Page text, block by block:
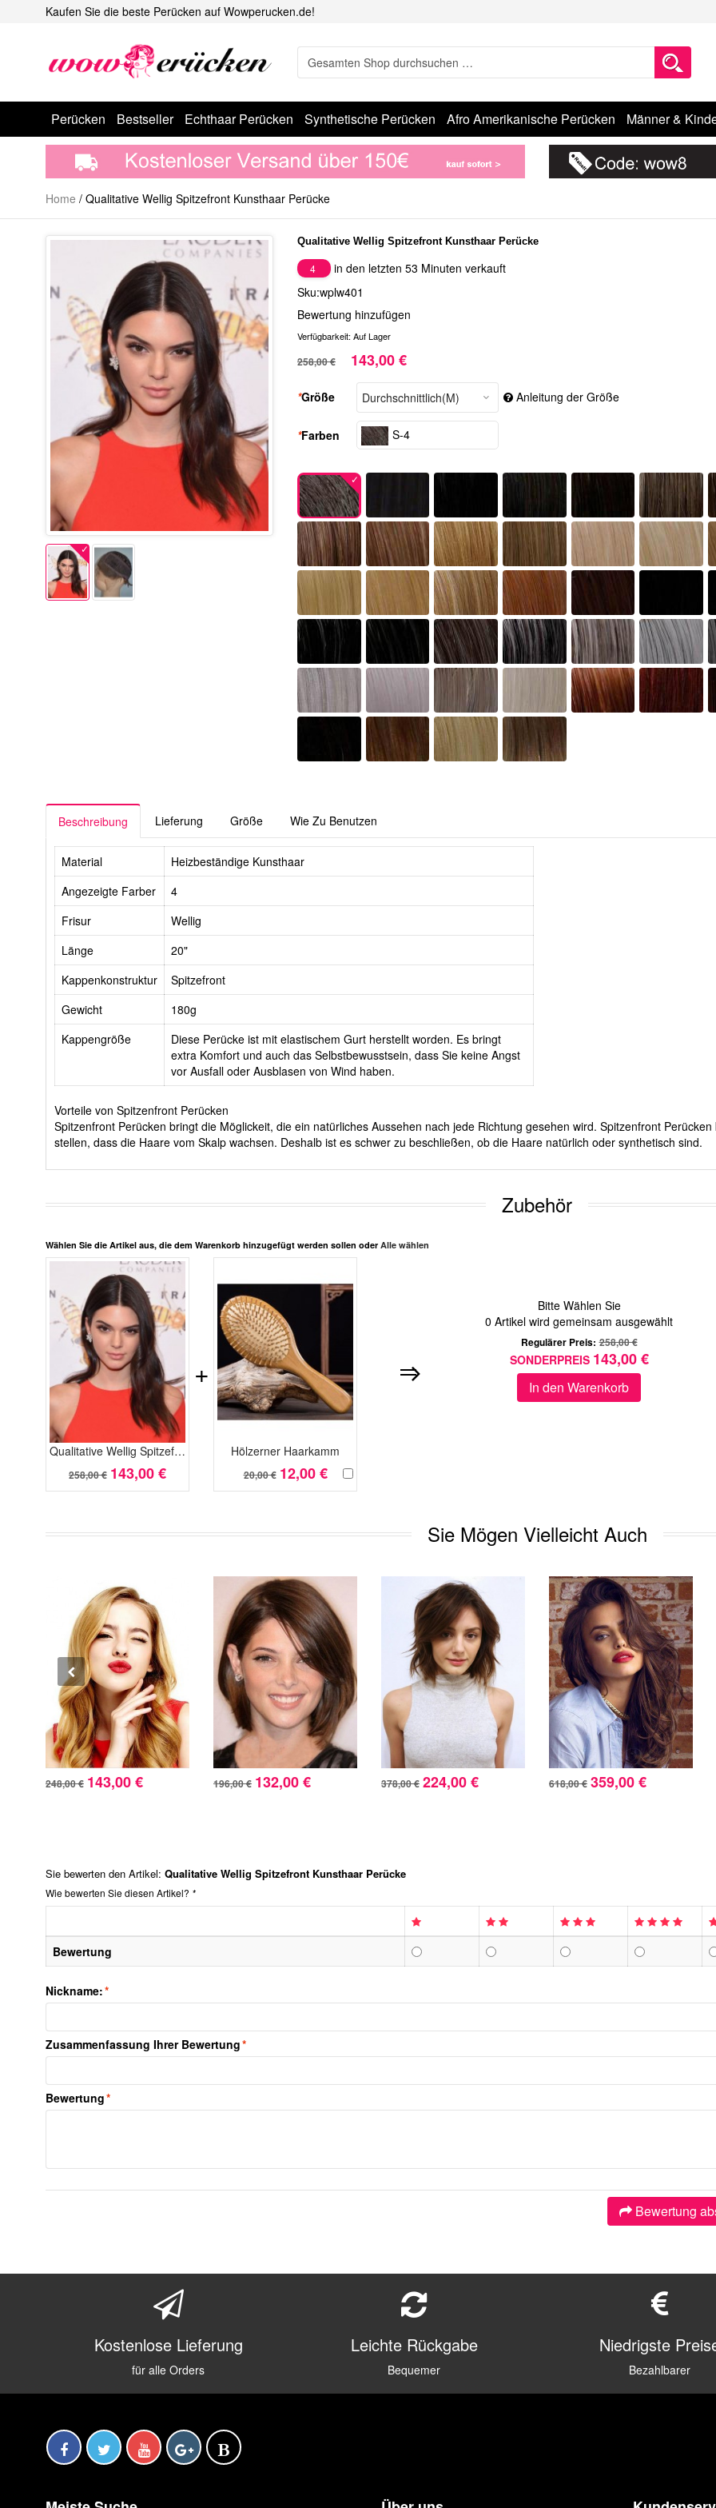
Kaufen Sie die beste Perücken auf Wowperucken.de!
Perücken Bestseller Echthaar Perücken Synthetische Perücken Afro Amerikanische Perücken Männer &
Home / Qualitative Wellig Spitzefront Kunsthaar Perücke
Qualitative Wellig Spitzefront Kunsthaar Perücke
4
in den letzten 53 Minuten verkauft
Sku:wplw401
Bewertung hinzufügen
Verfügbarkeit: Auf Lager
258,00 € 143,00 €
*Größe Anleitung der Größe
*Farben S-4
Beschreibung Lieferung Größe Wie Zu Benutzen
Material
Heizbeständige Kunsthaar
Angezeigte Farber
4
Frisur
Wellig
Länge
20"
Kappenkonstruktur
Spitzefront
Gewicht
180g
Kappengröße
Diese Perücke ist mit elastischem Gurt herstellt worden. Es bringt
extra Komfort und auch das Selbstbewusstsein, dass Sie keine Angst
vor Ausfall oder Ausblasen von Wind haben.
Vorteile von Spitzenfront Perücken
Spitzenfront Perücken bringt die Möglickeit, die ein natürliches Aussehen nach jede Richtung gesehen wird. Spitzenfront
stellen, dass die Haare vom Skalp wachsen. Deshalb ist es schwer zu beschließen, ob die Haare natürlich oder synthetisch sind.
Zubehör
Wählen Sie die Artikel aus, die dem Warenkorb hinzugefügt werden sollen oder Alle wählen
Qualitative Wellig Spitzefront Kunsthaar Perücke
258,00 € 143,00 €
Hölzerner Haarkamm
20,00 € 12,00 €
+
Bitte Wählen Sie
0 Artikel wird gemeinsam ausgewählt
Regulärer Preis: 258,00 €
SONDERPREIS 143,00 €
In den Warenkorb
Sie Mögen Vielleicht Auch
248,00 € 143,00 € 196,00 € 132,00 € 378,00 € 224,00 € 618,00 € 359,00 €
Sie bewerten den Artikel: Qualitative Wellig Spitzefront Kunsthaar Perücke
Wie bewerten Sie diesen Artikel? *
Bewertung
*
Nickname:
*
Zusammenfassung Ihrer Bewertung
*
Bewertung
Bewertung
Kostenlose Lieferung
für alle Orders
Leichte Rückgabe
Bequemer
Niedrigste
Bezahlbarer